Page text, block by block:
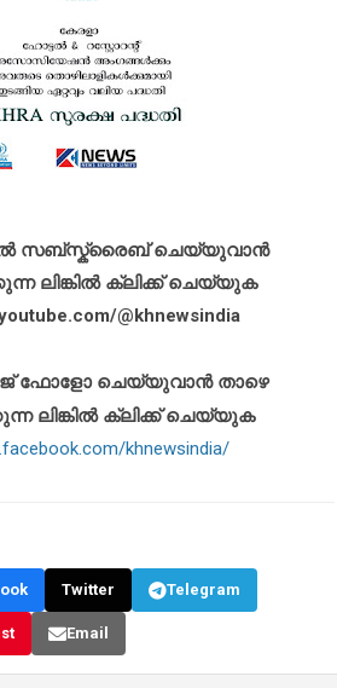
സബ്സ്ക്രൈബ് ചെയ്യുവാൻ
ലിങ്കിൽ ക്ലിക്ക് ചെയ്യുക
@khnewsindia
ഫോളോ ചെയ്യുവാൻ താഴെ
ലിങ്കിൽ ക്ലിക്ക് ചെയ്യുക
khnewsindia/
Twitter Telegram
Email